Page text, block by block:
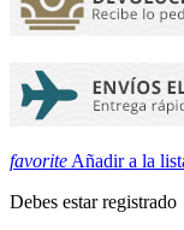
favorite Añadir a la
Debes estar registrado